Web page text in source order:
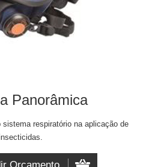
Panorâmica
sistema respiratório na aplicação de